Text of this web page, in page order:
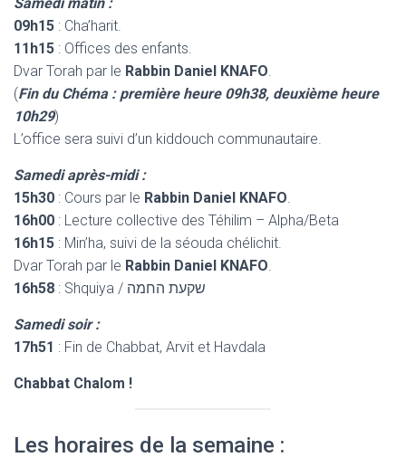
09h15 : Cha’harit.
11h15 : Offices des enfants.
Dvar Torah par le Rabbin Daniel KNAFO.
(Fin du Chéma : première heure 09h38, deuxième heure
10h29)
L’office sera suivi d’un kiddouch communautaire.
Samedi après-midi :
15h30 : Cours par le Rabbin Daniel KNAFO.
16h00 : Lecture collective des Téhilim – Alpha/Beta
16h15 : Min’ha, suivi de la séouda chélichit.
Dvar Torah par le Rabbin Daniel KNAFO.
16h58
: Shquiya / שקעת החמה
Samedi soir :
17h51 : Fin de Chabbat, Arvit et Havdala
Chabbat Chalom !
Les horaires de la semaine :